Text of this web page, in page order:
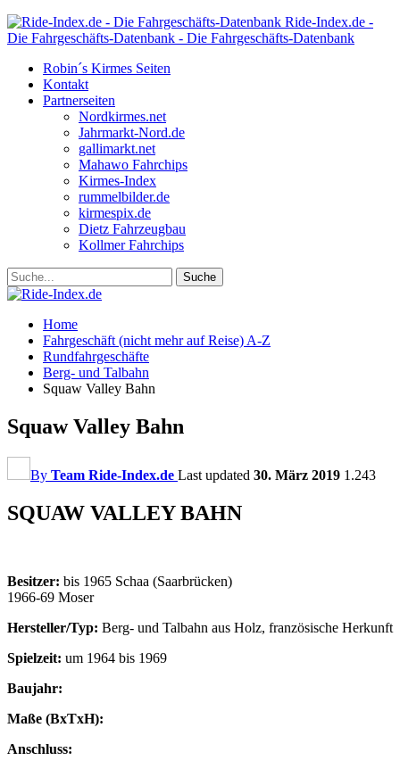
Ride-Index.de -
Die Fahrgeschäfts-Datenbank - Die Fahrgeschäfts-Datenbank
Robin´s Kirmes Seiten
Kontakt
Partnerseiten
Nordkirmes.net
Jahrmarkt-Nord.de
gallimarkt.net
Mahawo Fahrchips
Kirmes-Index
rummelbilder.de
kirmespix.de
Dietz Fahrzeugbau
Kollmer Fahrchips
Home
Fahrgeschäft (nicht mehr auf Reise) A-Z
Rundfahrgeschäfte
Berg- und Talbahn
Squaw Valley Bahn
Squaw Valley Bahn
By Team Ride-Index.de Last updated 30. März 2019 1.243
SQUAW VALLEY BAHN
Besitzer: bis 1965 Schaa (Saarbrücken)
1966-69 Moser
Hersteller/Typ: Berg- und Talbahn aus Holz, französische Herkunft
Spielzeit: um 1964 bis 1969
Baujahr:
Maße (BxTxH):
Anschluss: